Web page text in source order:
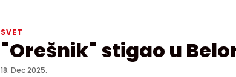
SVET
"Orešnik" stigao u
18. Dec 2025.